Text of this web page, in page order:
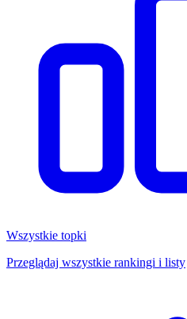
Wszystkie topki
Przeglądaj wszystkie rankingi i listy